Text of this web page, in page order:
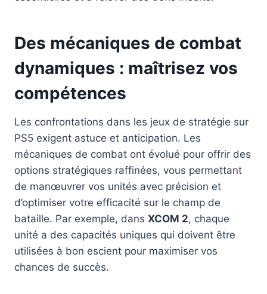
Des mécaniques de combat
dynamiques : maîtrisez vos
compétences
Les confrontations dans les jeux de stratégie sur
PS5 exigent astuce et anticipation. Les
mécaniques de combat ont évolué pour offrir des
options stratégiques raffinées, vous permettant
de manœuvrer vos unités avec précision et
d’optimiser votre efficacité sur le champ de
bataille. Par exemple, dans XCOM 2, chaque
unité a des capacités uniques qui doivent être
utilisées à bon escient pour maximiser vos
chances de succès.